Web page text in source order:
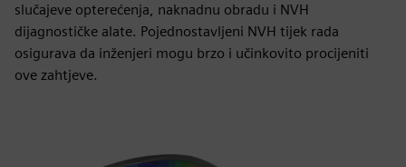
slučajeve opterećenja, naknadnu obradu i NVH
dijagnostičke alate. Pojednostavljeni NVH tijek rada
osigurava da inženjeri mogu brzo i učinkovito procijeniti
ove zahtjeve.